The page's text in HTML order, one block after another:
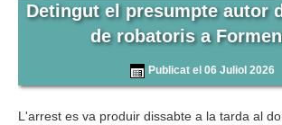
Detingut el presumpte autor
de robatoris a
Publicat el 06 Juliol 2026
L'arrest es va produir dissabte a la tarda al